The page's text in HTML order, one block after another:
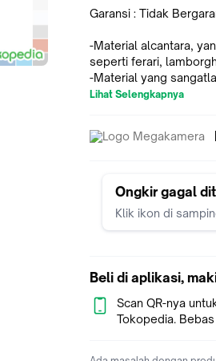
Garansi : Tidak
-Material alcantara,
seperti ferari,
-Material yang
-Durability and Stylish
Temukan barang
https://
x-t10-xs-chxt10br
- Gariz NeckStrap Strap :
https://
tas-kamera-model-
- Gariz Halfcase
https://
fujifilm-x-t2-brown-xs-
Lihat Selengkapnya
Ongkir gagal
Klik ikon di
Beli di aplikasi,
Scan QR-nya
Tokopedia.